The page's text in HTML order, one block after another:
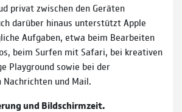
privat zwischen den Geräten
darüber hinaus unterstützt Apple
Aufgaben, etwa beim Bearbeiten
beim Surfen mit Safari, bei kreativen
Playground sowie bei der
und Mail.
und Bildschirmzeit.